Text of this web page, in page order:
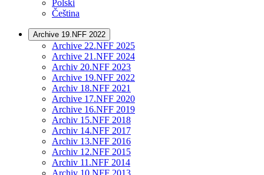
Polski
Čeština
Archive 19.NFF 2022
Archive 22.NFF 2025
Archive 21.NFF 2024
Archiv 20.NFF 2023
Archive 19.NFF 2022
Archiv 18.NFF 2021
Archive 17.NFF 2020
Archive 16.NFF 2019
Archiv 15.NFF 2018
Archiv 14.NFF 2017
Archiv 13.NFF 2016
Archiv 12.NFF 2015
Archiv 11.NFF 2014
Archiv 10.NFF 2013